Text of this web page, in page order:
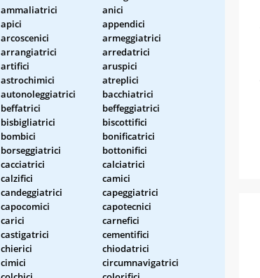
ammaliatrici
anici
apici
appendici
arcoscenici
armeggiatrici
arrangiatrici
arredatrici
artifici
aruspici
astrochimici
atreplici
autonoleggiatrici
bacchiatrici
beffatrici
beffeggiatrici
bisbigliatrici
biscottifici
bombici
bonificatrici
borseggiatrici
bottonifici
cacciatrici
calciatrici
calzifici
camici
candeggiatrici
capeggiatrici
capocomici
capotecnici
carici
carnefici
castigatrici
cementifici
chierici
chiodatrici
cimici
circumnavigatrici